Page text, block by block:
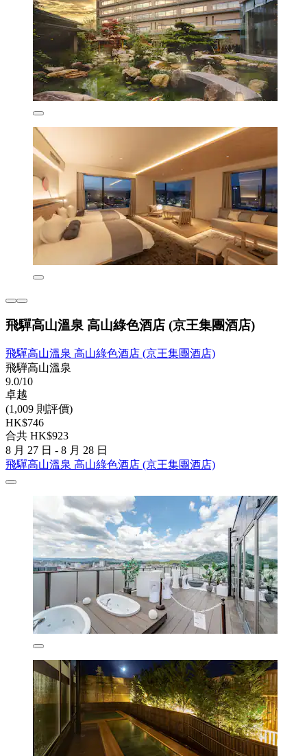
飛驒高山溫泉 高山綠色酒店 (京王集團酒店)
飛驒高山溫泉 高山綠色酒店 (京王集團酒店)
飛騨高山溫泉
9.0/10
卓越
(1,009 則評價)
HK$746
合共 HK$923
8 月 27 日 - 8 月 28 日
飛驒高山溫泉 高山綠色酒店 (京王集團酒店)